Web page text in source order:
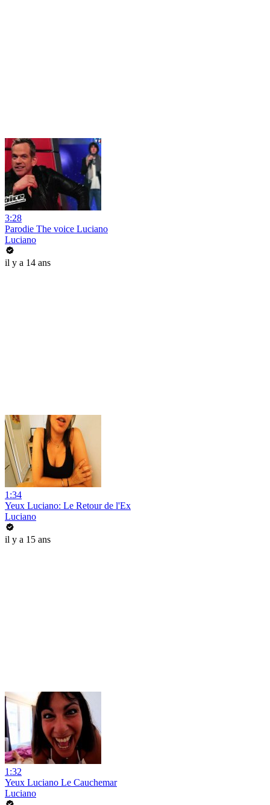
3:28
Parodie The voice Luciano
Luciano
il y a 14 ans
1:34
Yeux Luciano: Le Retour de l'Ex
Luciano
il y a 15 ans
1:32
Yeux Luciano Le Cauchemar
Luciano